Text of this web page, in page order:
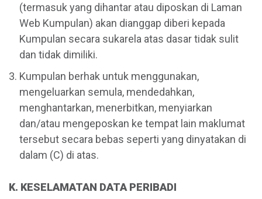
(termasuk yang dihantar atau diposkan di Laman
Web Kumpulan) akan dianggap diberi kepada
Kumpulan secara sukarela atas dasar tidak sulit
dan tidak dimiliki.
Kumpulan berhak untuk menggunakan,
mengeluarkan semula, mendedahkan,
menghantarkan, menerbitkan, menyiarkan
dan/atau mengeposkan ke tempat lain maklumat
tersebut secara bebas seperti yang dinyatakan di
dalam (C) di atas.
K. KESELAMATAN DATA PERIBADI